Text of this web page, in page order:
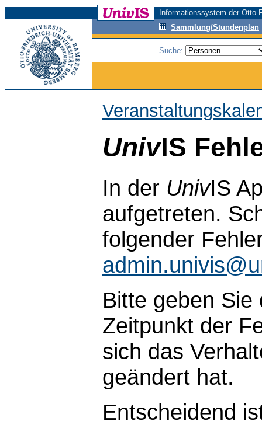
Informationssystem der
Sammlung/Stundenplan
Suche:
UnivIS
In der UnivIS
aufgetreten.
folgender
Bitte geben
Zeitpunkt der
sich das
geändert hat.
Entscheidend